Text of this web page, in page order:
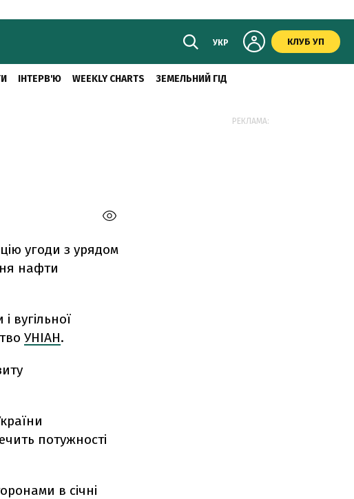
УКР КЛУБ УП
ІНТЕРВ'Ю WEEKLY CHARTS ЗЕМЕЛЬНИЙ ГІД
угоди з урядом
нафти
вугільної
УНІАН.
потужності
в січні
РЕКЛАМА: